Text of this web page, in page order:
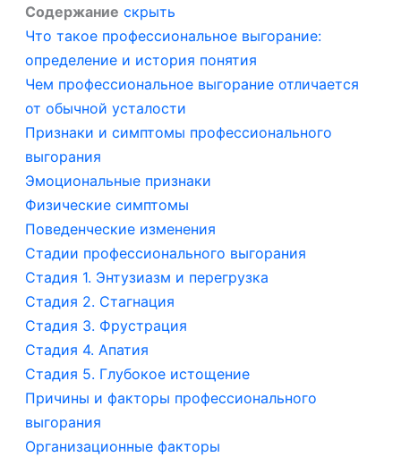
Содержание скрыть
Что такое профессиональное выгорание:
определение и история понятия
Чем профессиональное выгорание отличается
от обычной усталости
Признаки и симптомы профессионального
выгорания
Эмоциональные признаки
Физические симптомы
Поведенческие изменения
Стадии профессионального выгорания
Стадия 1. Энтузиазм и перегрузка
Стадия 2. Стагнация
Стадия 3. Фрустрация
Стадия 4. Апатия
Стадия 5. Глубокое истощение
Причины и факторы профессионального
выгорания
Организационные факторы